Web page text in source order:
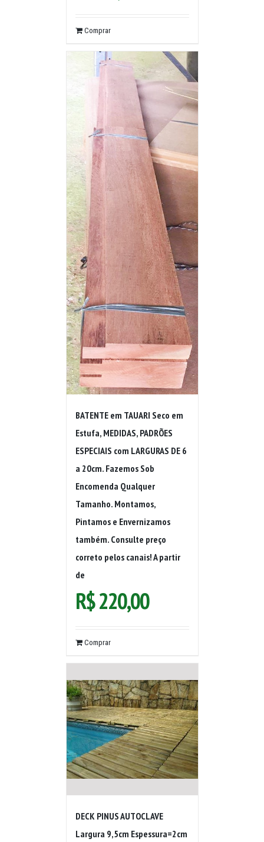
Comprar
BATENTE em TAUARI Seco em
Estufa, MEDIDAS, PADRÕES
ESPECIAIS com LARGURAS DE 6
a 20cm. Fazemos Sob
Encomenda Qualquer
Tamanho. Montamos,
Pintamos e Envernizamos
também. Consulte preço
correto pelos canais! A partir
de
R$220,00
Comprar
DECK PINUS AUTOCLAVE
Largura 9,5cm Espessura=2cm